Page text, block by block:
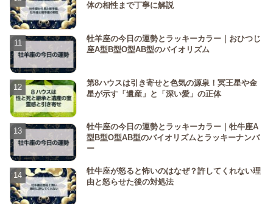
体の相性まで丁寧に解説
牡羊座の今日の運勢とラッキーカラー｜おひつじ
座A型B型O型AB型のバイオリズム
第8ハウスは引き寄せと色気の源泉！冥王星や金
星が示す「遺産」と「深い愛」の正体
牡牛座の今日の運勢とラッキーカラー｜牡牛座A
型B型O型AB型のバイオリズムとラッキーナンバ
ー
牡牛座が怒ると怖いのはなぜ？許してくれない理
由と怒らせた後の対処法